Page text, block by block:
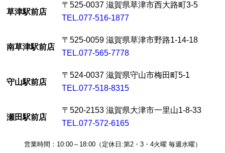
草津駅前店
〒525-0037 滋賀県草津市西大路町3-5
TEL.077-516-1877
南草津駅前店
〒525-0059 滋賀県草津市野路1-14-18
TEL.077-565-7778
守山駅前店
〒524-0037 滋賀県守山市梅田町5-1
TEL.077-518-8315
瀬田駅前店
〒520-2153 滋賀県大津市一里山1-8-33
TEL.077-572-6165
営業時間：10:00～18:00（定休日:第2・3・4火曜 毎週水曜）